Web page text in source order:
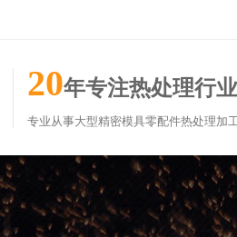
20年专注热处理行业
专业从事大型精密模具零配件热处理加